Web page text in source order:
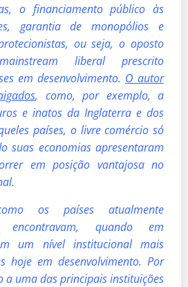
o financiamento público às
garantia de monopólios e
ou seja, o oposto
liberal prescrito
em desenvolvimento. O autor
, como, por exemplo, a
e inatos da Inglaterra e dos
países, o livre comércio só
suas economias apresentaram
em posição vantajosa no
os países atualmente
encontravam, quando em
um nível institucional mais
hoje em desenvolvimento. Por
a uma das principais instituições